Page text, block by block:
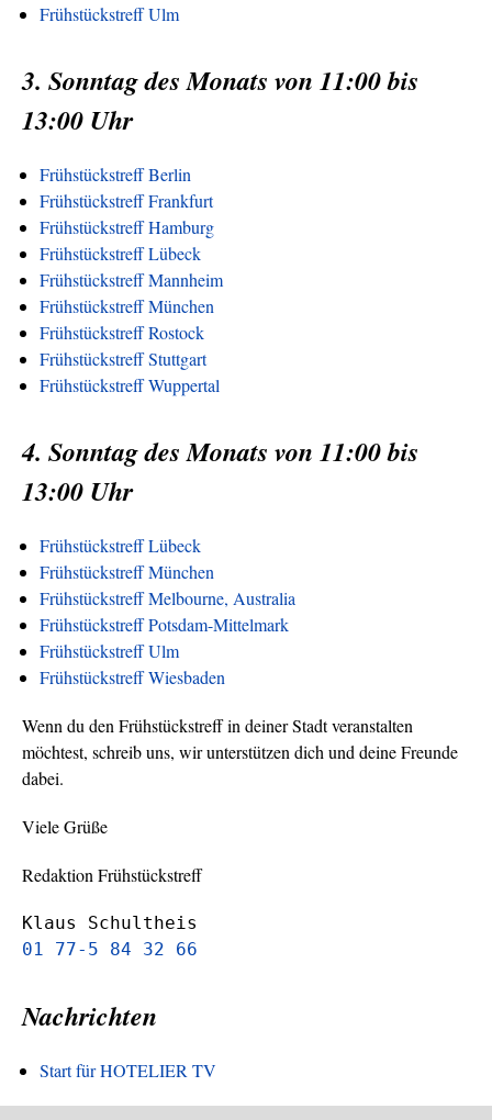
Frühstückstreff Ulm
3. Sonntag des Monats von 11:00 bis
13:00 Uhr
Frühstückstreff Berlin
Frühstückstreff Frankfurt
Frühstückstreff Hamburg
Frühstückstreff Lübeck
Frühstückstreff Mannheim
Frühstückstreff München
Frühstückstreff Rostock
Frühstückstreff Stuttgart
Frühstückstreff Wuppertal
4. Sonntag des Monats von 11:00 bis
13:00 Uhr
Frühstückstreff Lübeck
Frühstückstreff München
Frühstückstreff Melbourne, Australia
Frühstückstreff Potsdam-Mittelmark
Frühstückstreff Ulm
Frühstückstreff Wiesbaden
Wenn du den Frühstückstreff in deiner Stadt veranstalten
möchtest, schreib uns, wir unterstützen dich und deine Freunde
dabei.
Viele Grüße
Redaktion Frühstückstreff
Klaus Schultheis
01 77-5 84 32 66
Nachrichten
Start für HOTELIER TV